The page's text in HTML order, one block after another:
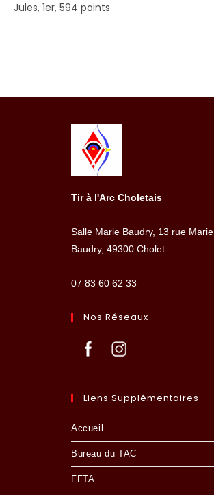
Jules, 1er, 594 points
Tir à l'Arc Choletais
Salle Marie Baudry, 13 rue Marie
Baudry, 49300 Cholet
07 83 60 62 33
Nos Réseaux
Liens Supplémentaires
Accueil
Bureau du TAC
FFTA